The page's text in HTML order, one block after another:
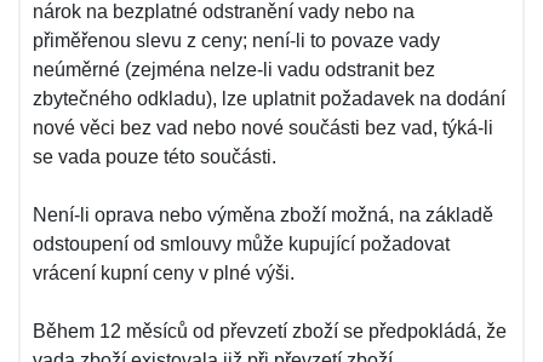
nárok na bezplatné odstranění vady nebo na
přiměřenou slevu z ceny; není-li to povaze vady
neúměrné (zejména nelze-li vadu odstranit bez
zbytečného odkladu), lze uplatnit požadavek na dodání
nové věci bez vad nebo nové součásti bez vad, týká-li
se vada pouze této součásti.
Není-li oprava nebo výměna zboží možná, na základě
odstoupení od smlouvy může kupující požadovat
vrácení kupní ceny v plné výši.
Během 12 měsíců od převzetí zboží se předpokládá, že